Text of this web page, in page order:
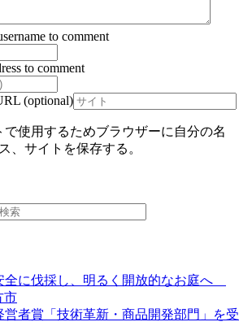
to comment
to comment
(optional)
で使用するためブラウザーに自分の名
、サイトを保存する。
全に伐採し、明るく開放的なお庭へ
市
営者賞「技術革新・商品開発部門」を受